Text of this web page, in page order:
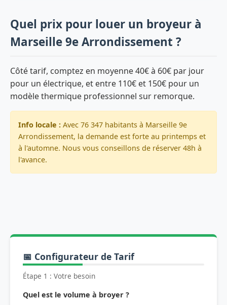
Quel prix pour louer un broyeur à
Marseille 9e Arrondissement ?
Côté tarif, comptez en moyenne 40€ à 60€ par jour
pour un électrique, et entre 110€ et 150€ pour un
modèle thermique professionnel sur remorque.
Info locale : Avec 76 347 habitants à Marseille 9e
Arrondissement, la demande est forte au printemps et
à l'automne. Nous vous conseillons de réserver 48h à
l'avance.
📅 Configurateur de Tarif
Étape 1 : Votre besoin
Quel est le volume à broyer ?